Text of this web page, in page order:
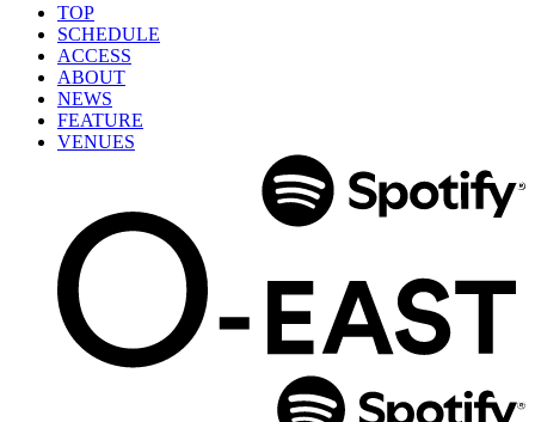
TOP
SCHEDULE
ACCESS
ABOUT
NEWS
FEATURE
VENUES